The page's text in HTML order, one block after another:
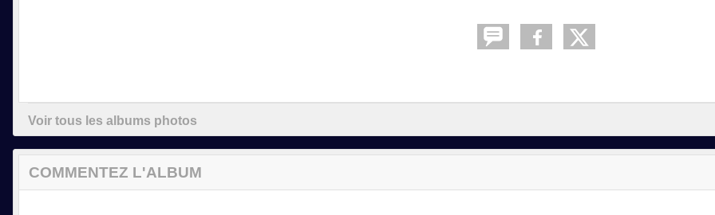
Voir tous les albums photos
COMMENTEZ L'ALBUM